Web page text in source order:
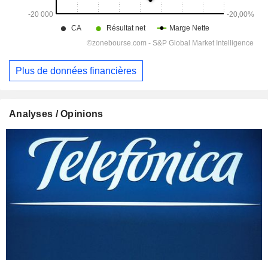
Plus de données financières
Analyses / Opinions